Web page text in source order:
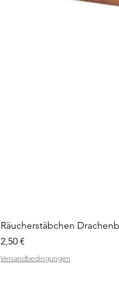
Räucherstäbchen
Preis
2,50 €
Versandbedingungen